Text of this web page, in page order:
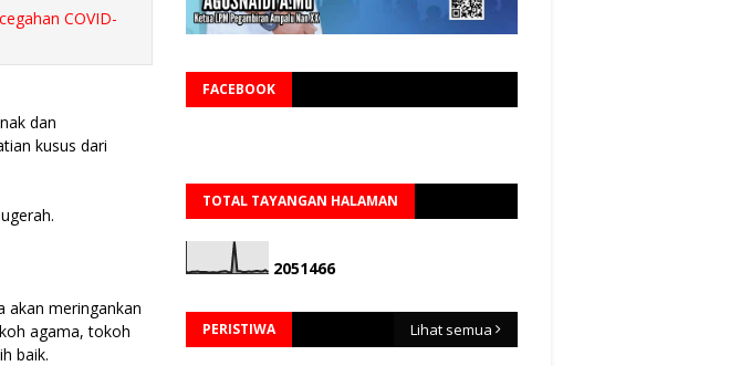
COVID-
dan
kusus dari
akan meringankan
agama, tokoh
baik.
FACEBOOK
TOTAL TAYANGAN HALAMAN
2051466
PERISTIWA Lihat semua